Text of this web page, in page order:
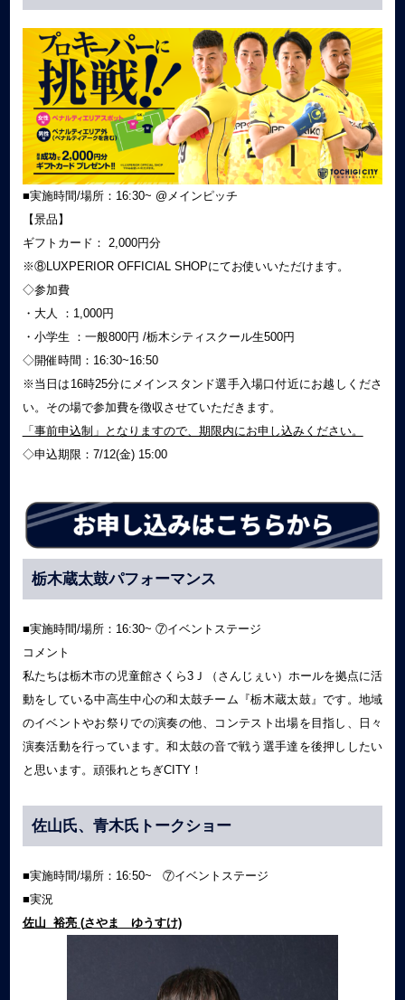
■実施時間/場所：16:30~ @メインピッチ
【景品】
ギフトカード： 2,000円分
※⑧LUXPERIOR OFFICIAL SHOPにてお使いいただけます。
◇参加費
・大人 ：1,000円
・小学生 ：一般800円 /栃木シティスクール生500円
◇開催時間：16:30~16:50
※当日は16時25分にメインスタンド選手入場口付近にお越しくださ
い。その場で参加費を徴収させていただきます。
「事前申込制」となりますので、期限内にお申し込みください。
◇申込期限：7/12(金) 15:00
栃木蔵太鼓パフォーマンス
■実施時間/場所：16:30~ ⑦イベントステージ
コメント
私たちは栃木市の児童館さくら3Ｊ（さんじぇい）ホールを拠点に活
動をしている中高生中心の和太鼓チーム『栃木蔵太鼓』です。地域
のイベントやお祭りでの演奏の他、コンテスト出場を目指し、日々
演奏活動を行っています。和太鼓の音で戦う選手達を後押ししたい
と思います。頑張れとちぎCITY！
佐山氏、青木氏トークショー
■実施時間/場所：16:50~ ⑦イベントステージ
■実況
佐山 裕亮(さやま ゆうすけ)